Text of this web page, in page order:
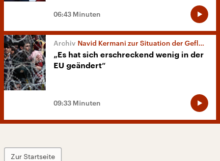
06:43 Minuten
Navid Kermani zur Situation der Geflüchteten
„Es hat sich erschreckend wenig in der
EU geändert“
09:33 Minuten
Zur Startseite